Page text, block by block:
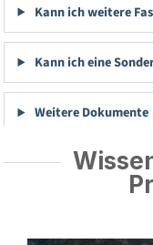
Kann ich weitere
Kann ich eine
Weitere Dokumente